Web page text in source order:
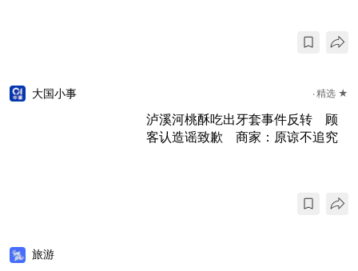
大国小事 精选 ★
泸溪河桃酥吃出牙套事件反转 顾
客认造谣致歉 商家：原谅不追究
旅游